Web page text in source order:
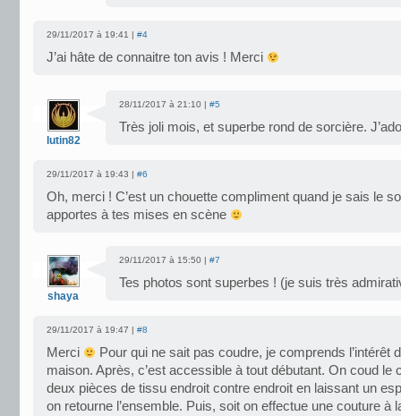
29/11/2017 à 19:41 | #4
J’ai hâte de connaitre ton avis ! Merci
lutin82
28/11/2017 à 21:10 | #5
Très joli mois, et superbe rond de sorcière.
29/11/2017 à 19:43 | #6
Oh, merci ! C’est un chouette compliment quand je sais le
apportes à tes mises en scène
shaya
29/11/2017 à 15:50 | #7
Tes photos sont superbes ! (je suis très
29/11/2017 à 19:47 | #8
Merci
Pour qui ne sait pas coudre, je comprends l’intérêt
maison. Après, c’est accessible à tout débutant. On coud le
deux pièces de tissu endroit contre endroit en laissant un
on retourne l’ensemble. Puis, soit on effectue une couture à